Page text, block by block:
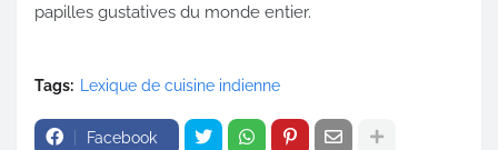
papilles gustatives du monde entier.
Tags: Lexique de cuisine indienne
Facebook